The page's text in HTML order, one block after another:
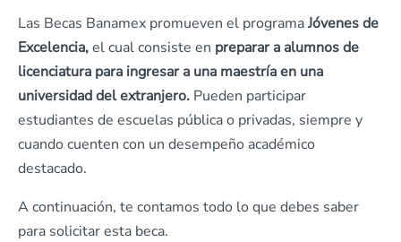
Las Becas Banamex promueven el programaJóvenes de
Excelencia,el cual consiste en preparar a alumnos de
licenciatura para ingresar a una maestría en una
universidad del extranjero. Pueden participar
estudiantes de escuelas pública o privadas, siempre y
cuando cuenten con un desempeño académico
destacado.
A continuación, te contamos todo lo que debes saber
para solicitar esta beca.